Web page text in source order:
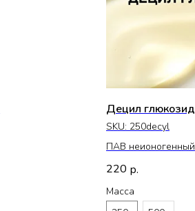
Децил глюкозид
SKU: 250decyl
ПАВ неионогенный
220 р.
Масса